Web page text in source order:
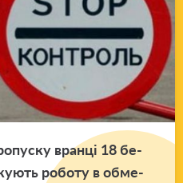
вран­ці 18 бе­
ро­бо­ту в обме­